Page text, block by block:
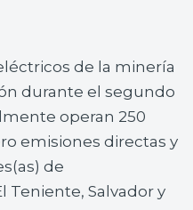
de la minería
durante el segundo
operan 250
emisiones directas y
de
Teniente, Salvador y